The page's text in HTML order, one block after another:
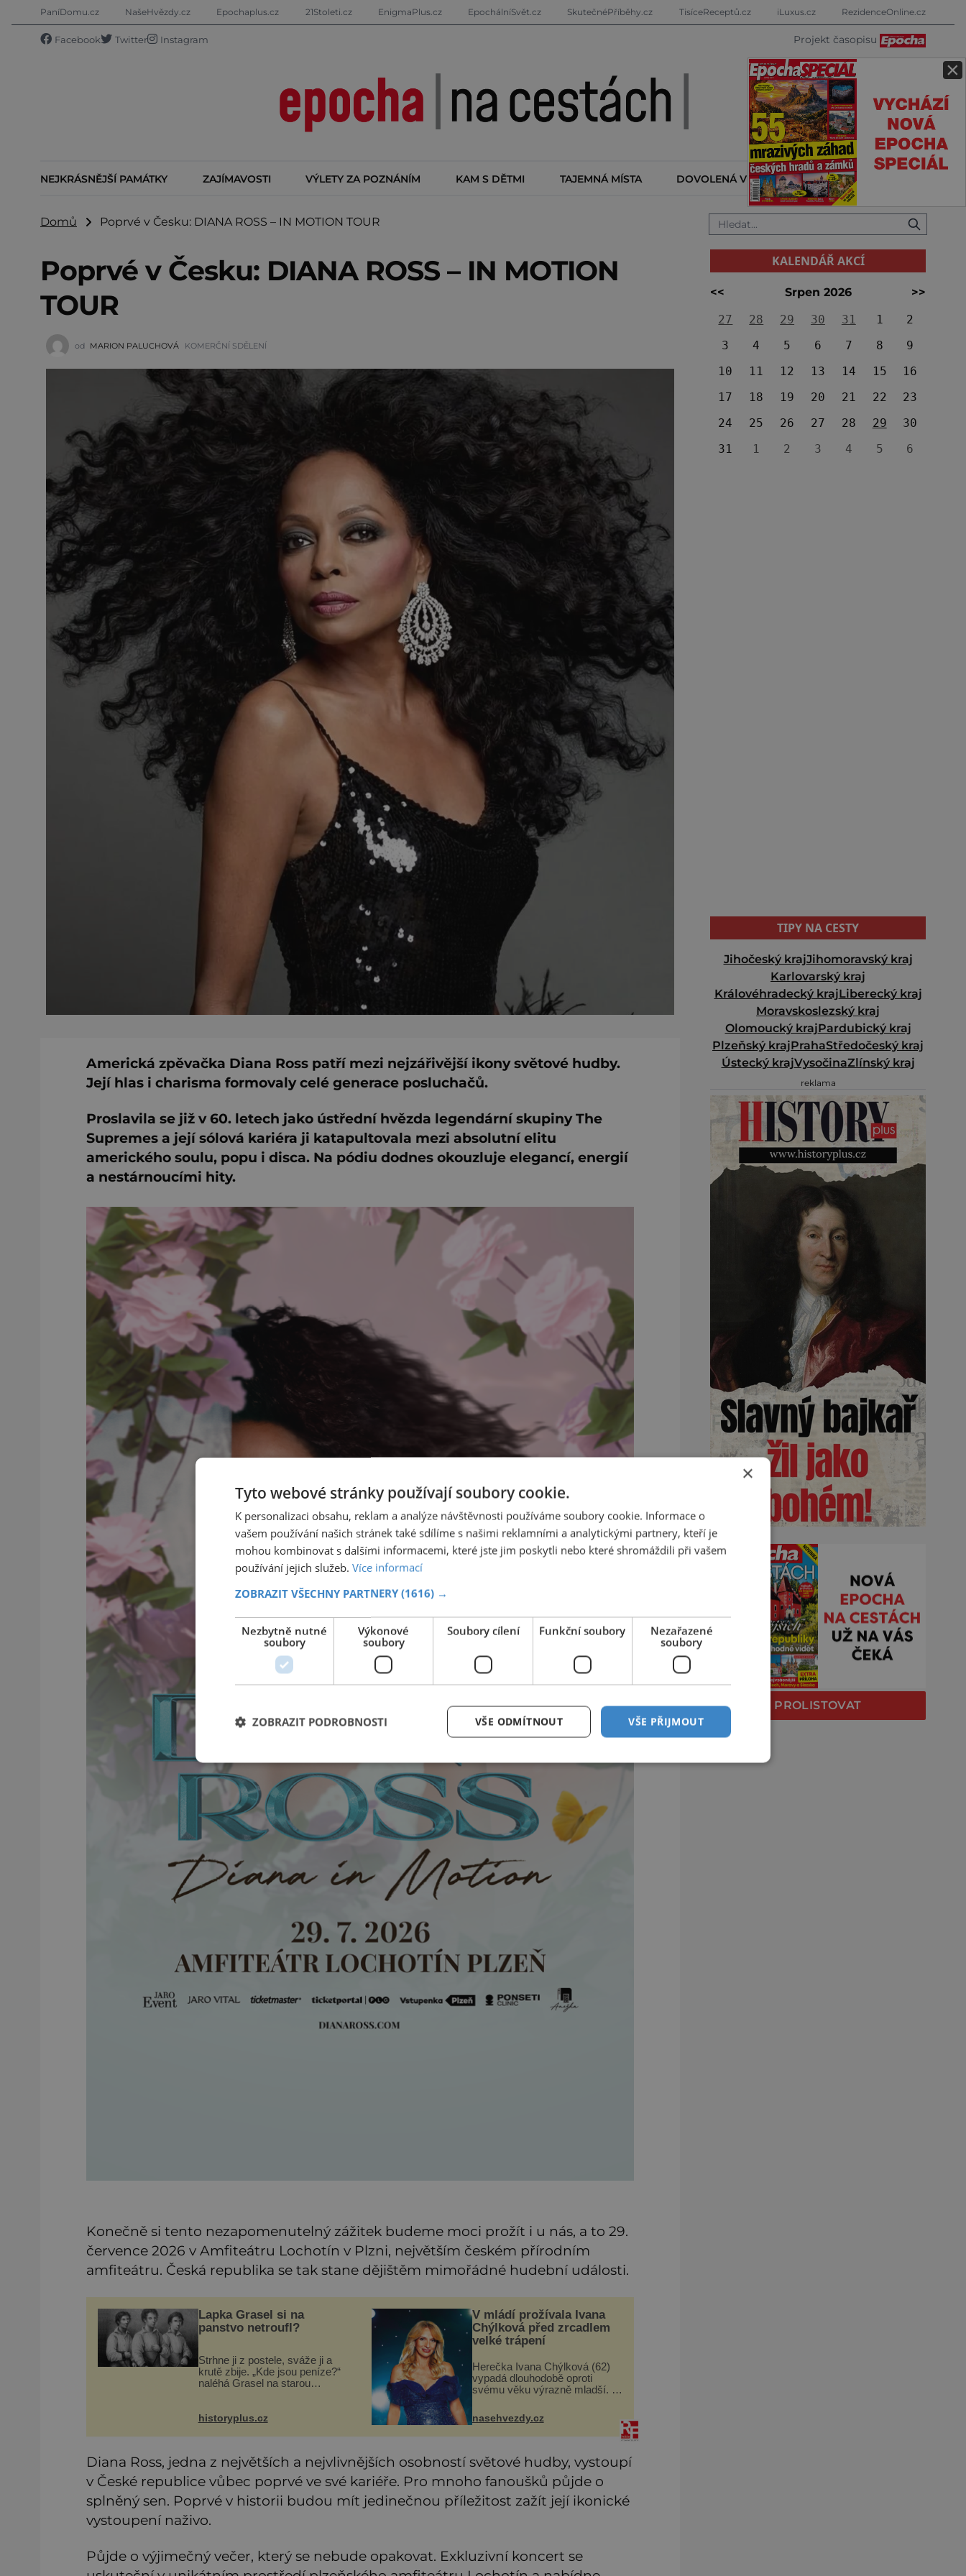
×
PaníDomu.cz NašeHvězdy.cz Epochaplus.cz 21Stoleti.cz EnigmaPlus.cz EpochálníSvět.cz SkutečnéPříběhy.cz TisíceReceptů.cz iLuxus.cz RezidenceOnline.cz
Facebook Twitter Instagram Projekt časopisu
NEJKRÁSNĚJŠÍ PAMÁTKY ZAJÍMAVOSTI VÝLETY ZA POZNÁNÍM KAM S DĚTMI TAJEMNÁ MÍSTA DOVOLENÁ V ZAHRANIČÍ KALENDÁŘ AKCÍ
Domů Poprvé v Česku: DIANA ROSS – IN MOTION TOUR
Poprvé v Česku: DIANA ROSS – IN MOTION
TOUR
od MARION PALUCHOVÁ KOMERČNÍ SDĚLENÍ
Americká zpěvačka Diana Ross patří mezi nejzářivější ikony světové hudby.
Její hlas i charisma formovaly celé generace posluchačů.
Proslavila se již v 60. letech jako ústřední hvězda legendární skupiny The
Supremes a její sólová kariéra ji katapultovala mezi absolutní elitu
amerického soulu, popu i disca. Na pódiu dodnes okouzluje elegancí, energií
a nestárnoucími hity.
Konečně si tento nezapomenutelný zážitek budeme moci prožít i u nás, a to 29.
července 2026 v Amfiteátru Lochotín v Plzni, největším českém přírodním
amfiteátru. Česká republika se tak stane dějištěm mimořádné hudební události.
Lapka Grasel si na
panstvo netroufl?
Strhne ji z postele, sváže ji a
krutě zbije. „Kde jsou peníze?“
naléhá Grasel na starou
nemůže, protože žádné nemá,
měďáky a
historyplus.cz
V mládí prožívala Ivana
Chýlková před zrcadlem
velké trápení
Herečka Ivana Chýlková (62)
vypadá dlouhodobě oproti
svému věku výrazně mladší. A
sebevědomě, i když měla v
životě také své slabé chvíle.
Herečka Ivana Chýlková patří
nasehvezdy.cz
Diana Ross, jedna z největších a nejvlivnějších osobností světové hudby, vystoupí
v České republice vůbec poprvé ve své kariéře. Pro mnoho fanoušků půjde o
splněný sen. Poprvé v historii budou mít jedinečnou příležitost zažít její ikonické
vystoupení naživo.
Půjde o výjimečný večer, který se nebude opakovat. Exkluzivní koncert se
KALENDÁŘ AKCÍ
<< Srpen 2026
>>
27
28 29 30 31 1
2
3
4 5 6 7 8
9
10
11 12 13 14 15
16
17
18 19 20 21 22
23
24
25 26 27 28 29
30
31
1 2 3 4 5 6
TIPY NA CESTY
Jihočeský krajJihomoravský kraj
Karlovarský kraj
Královéhradecký krajLiberecký kraj
Moravskoslezský kraj
Olomoucký krajPardubický kraj
Plzeňský krajPrahaStředočeský kraj
Ústecký krajVysočinaZlínský kraj
reklama
PROLISTOVAT
×
Tyto webové stránky používají soubory cookie.
K personalizaci obsahu, reklam a analýze návštěvnosti používáme soubory cookie. Informace o
vašem používání našich stránek také sdílíme s našimi reklamními a analytickými partnery, kteří je
mohou kombinovat s dalšími informacemi, které jste jim poskytli nebo které shromáždili při vašem
používání jejich služeb. Více informací
ZOBRAZIT VŠECHNY PARTNERY (1616) →
Nezbytně nutné
soubory
Výkonové
soubory
Soubory cílení Funkční soubory
Nezařazené
soubory
VŠE PŘIJMOUT
VŠE ODMÍTNOUT
ZOBRAZIT PODROBNOSTI